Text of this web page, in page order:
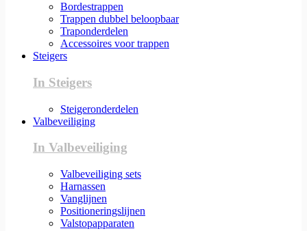
Bordestrappen
Trappen dubbel beloopbaar
Traponderdelen
Accessoires voor trappen
Steigers
In Steigers
Steigeronderdelen
Valbeveiliging
In Valbeveiliging
Valbeveiliging sets
Harnassen
Vanglijnen
Positioneringslijnen
Valstopapparaten